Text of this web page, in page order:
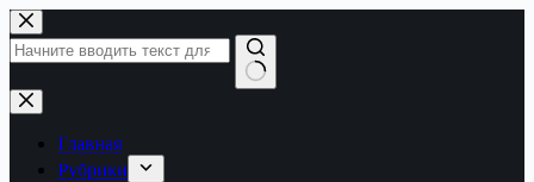
Перейти
к
сути
Ничего
не
найденоГлавная
Рубрики